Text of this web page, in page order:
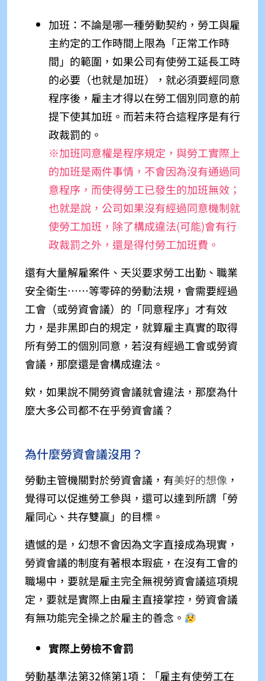
加班：不論是哪一種勞動契約，勞工與雇
主約定的工作時間上限為「正常工作時
間」的範圍，如果公司有使勞工延長工時
的必要（也就是加班），就必須要經同意
程序後，雇主才得以在勞工個別同意的前
提下使其加班。而若未符合這程序是有行
政裁罰的。
※加班同意權是程序規定，與勞工實際上
的加班是兩件事情，不會因為沒有通過同
意程序，而使得勞工已發生的加班無效；
也就是說，公司如果沒有經過同意機制就
使勞工加班，除了構成違法(可能)會有行
政裁罰之外，還是得付勞工加班費 。
還有大量解雇案件、天災要求勞工出勤、職業
安全衛生……等零碎的勞動法規，會需要經過
工會（或勞資會議）的「同意程序」才有效
力，是非黑即白的規定，就算雇主真實的取得
所有勞工的個別同意，若沒有經過工會或勞資
會議，那麼還是會構成違法。
欸，如果說不開勞資會議就會違法，那麼為什
麼大多公司都不在乎勞資會議？
為什麼勞資會議沒用？
勞動主管機關對於勞資會議，有美好的想像 ，
覺得可以促進勞工參與，還可以達到所謂「勞
雇同心、共存雙贏」的目標。
遺憾的是，幻想不會因為文字直接成為現實，
勞資會議的制度有著根本瑕疵，在沒有工會的
職場中，要就是雇主完全無視勞資會議這項規
定，要就是實際上由雇主直接掌控，勞資會議
有無功能完全操之於雇主的善念。
實際上勞檢不會罰
勞動基準法第32條第1項：「雇主有使勞工在